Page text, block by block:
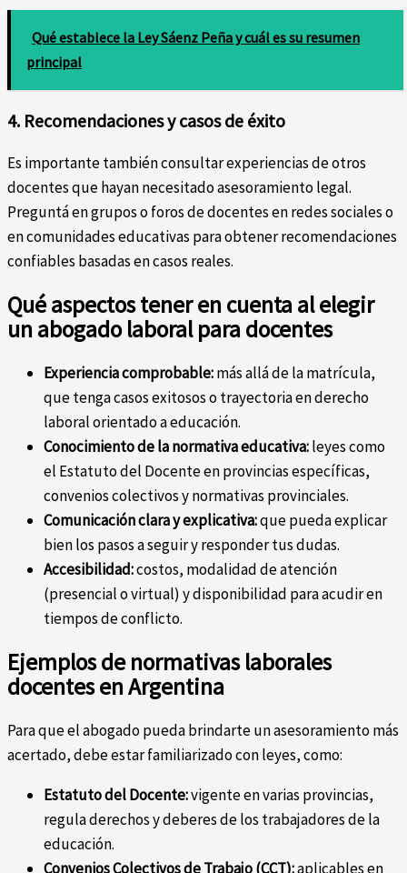
Qué establece la Ley Sáenz Peña y cuál es su resumen
principal
4. Recomendaciones y casos de éxito
Es importante también consultar experiencias de otros
docentes que hayan necesitado asesoramiento legal.
Preguntá en grupos o foros de docentes en redes sociales o
en comunidades educativas para obtener recomendaciones
confiables basadas en casos reales.
Qué aspectos tener en cuenta al elegir
un abogado laboral para docentes
Experiencia comprobable:más allá de la matrícula,
que tenga casos exitosos o trayectoria en derecho
laboral orientado a educación.
Conocimiento de la normativa educativa:leyes como
el Estatuto del Docente en provincias específicas,
convenios colectivos y normativas provinciales.
Comunicación clara y explicativa:que pueda explicar
bien los pasos a seguir y responder tus dudas.
Accesibilidad:costos, modalidad de atención
(presencial o virtual) y disponibilidad para acudir en
tiempos de conflicto.
Ejemplos de normativas laborales
docentes en Argentina
Para que el abogado pueda brindarte un asesoramiento más
acertado, debe estar familiarizado con leyes, como:
Estatuto del Docente:vigente en varias provincias,
regula derechos y deberes de los trabajadores de la
educación.
Convenios Colectivos de Trabajo (CCT):aplicables en